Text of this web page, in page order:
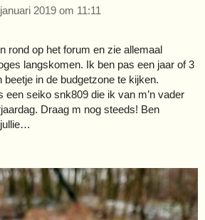
2019 om 11:11
rond op het forum en zie allemaal
langskomen. Ik ben pas een jaar of 3
beetje in de budgetzone te kijken.
een seiko snk809 die ik van m’n vader
Draag m nog steeds! Ben